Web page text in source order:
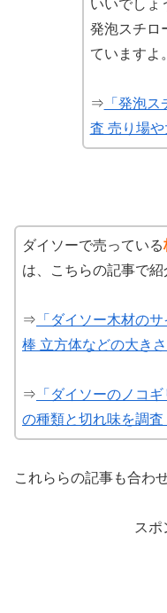
いいでしょ
発泡スチロ
ていますよ。
⇒ 「発泡
査 売り場や
ダイソーで売っている
は、こちらの記事で紹
⇒ 「ダイソー木材の
棒 立方体などの大きさ
⇒ 「ダイソーのノコ
の種類と切れ味を調査
これららの記事も合わ
スポ